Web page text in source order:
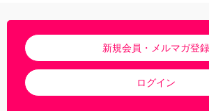
新規会員・メルマガ登録
ログイン